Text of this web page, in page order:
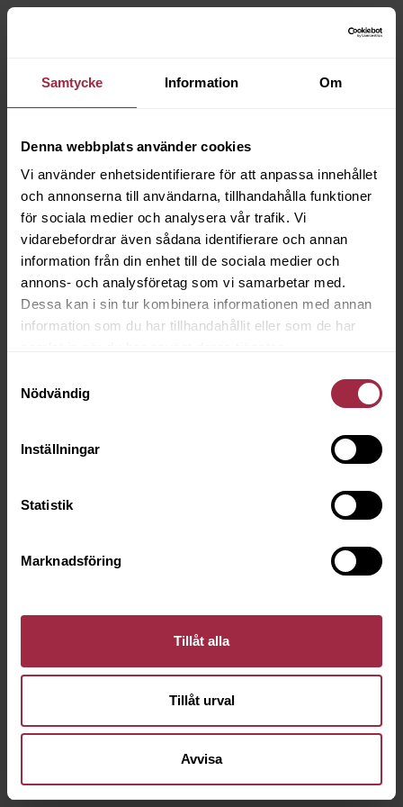
Samtycke Information Om
Denna webbplats använder cookies
Vi använder enhetsidentifierare för att anpassa innehållet
och annonserna till användarna, tillhandahålla funktioner
för sociala medier och analysera vår trafik. Vi
vidarebefordrar även sådana identifierare och annan
information från din enhet till de sociala medier och
annons- och analysföretag som vi samarbetar med.
Dessa kan i sin tur kombinera informationen med annan
information som du har tillhandahållit eller som de har
Nödvändig
Inställningar
Statistik
Marknadsföring
Tillåt alla
Tillåt urval
Avvisa